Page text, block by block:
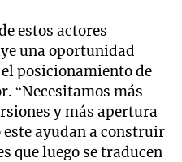
estos actores
una oportunidad
posicionamiento de
“Necesitamos más
y más apertura
ayudan a construir
que luego se traducen